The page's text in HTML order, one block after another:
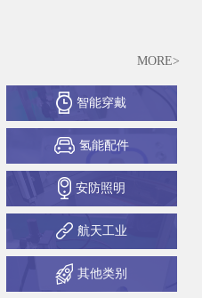
MORE>
智能穿戴
氢能配件
安防照明
航天工业
其他类别